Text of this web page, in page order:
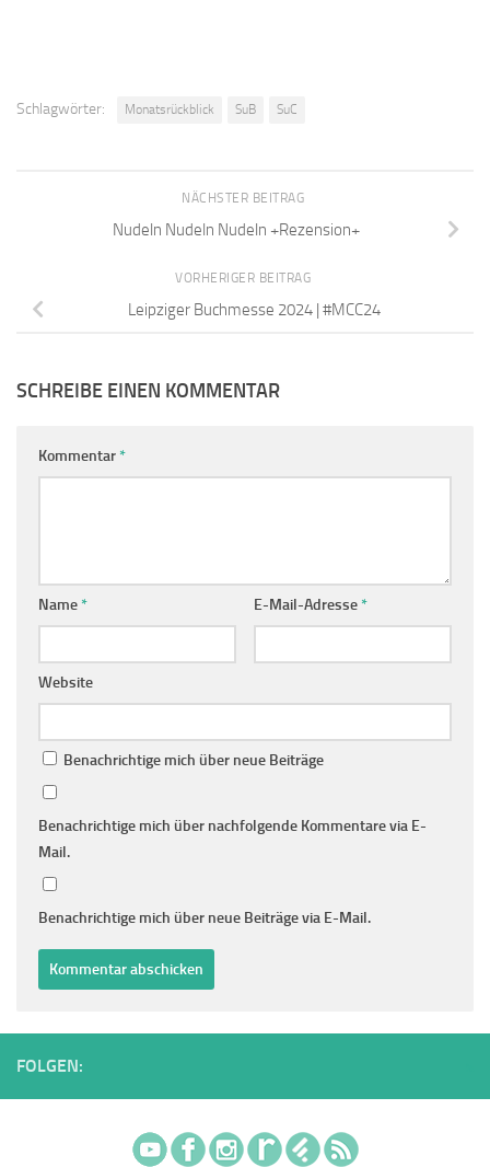
Schlagwörter: Monatsrückblick SuB SuC
NÄCHSTER BEITRAG
Nudeln Nudeln Nudeln +Rezension+
VORHERIGER BEITRAG
Leipziger Buchmesse 2024 | #MCC24
SCHREIBE EINEN KOMMENTAR
Kommentar*
Name* E-Mail-Adresse*
Website
Benachrichtige mich über neue Beiträge
Benachrichtige mich über nachfolgende Kommentare via E-
Mail.
Benachrichtige mich über neue Beiträge via E-Mail.
FOLGEN: